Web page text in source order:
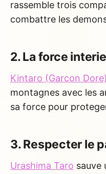
rassemble trois
combattre les
2. La force
Kintaro (Garcon Dore)
montagnes avec les
sa force pour
3. Respecter le
Urashima Taro sauve